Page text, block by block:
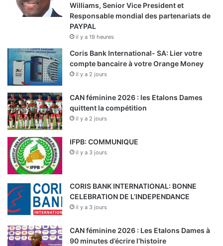
Williams, Senior Vice President et
Responsable mondial des partenariats de
PAYPAL
il y a 19 heures
Coris Bank International- SA: Lier votre
compte bancaire à votre Orange Money
il y a 2 jours
CAN féminine 2026 : les Etalons Dames
quittent la compétition
il y a 2 jours
IFPB: COMMUNIQUE
il y a 3 jours
CORIS BANK INTERNATIONAL: BONNE
CELEBRATION DE L’INDEPENDANCE
il y a 3 jours
CAN féminine 2026 : Les Etalons Dames à
90 minutes d’écrire l’histoire